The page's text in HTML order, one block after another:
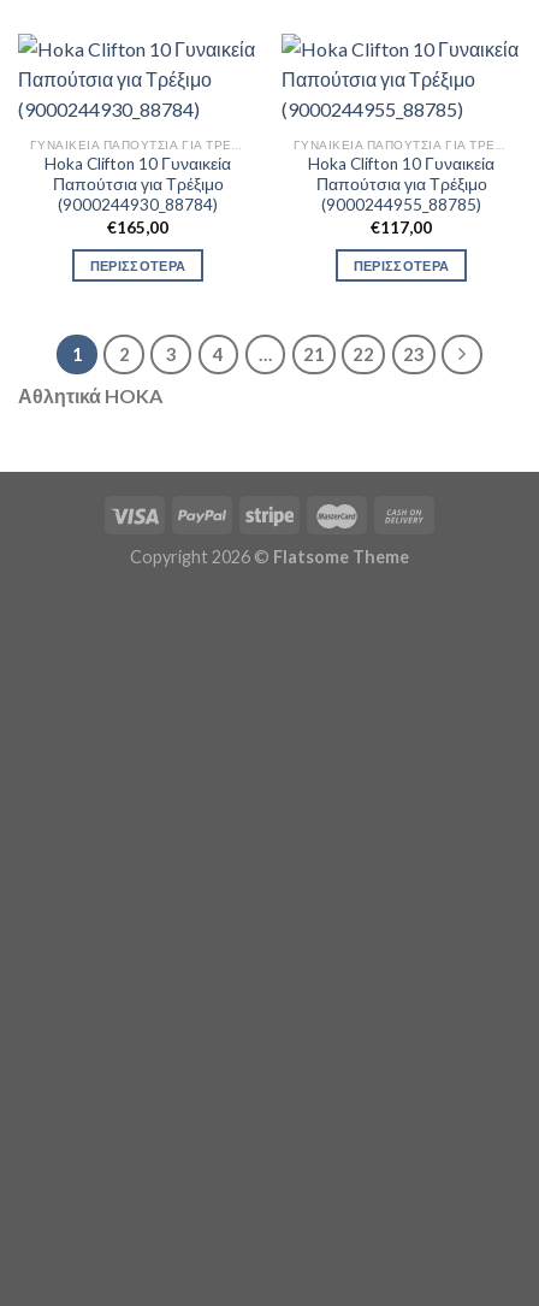
Hoka Clifton 10 Γυναικεία
Παπούτσια για Τρέξιμο
(9000244930_88784)
€165,00
ΠΕΡΙΣΣΟΤΕΡΑ
Hoka Clifton 10 Γυναικεία
Παπούτσια για Τρέξιμο
(9000244955_88785)
€117,00
ΠΕΡΙΣΣΟΤΕΡΑ
1 2 3 4 21 22 23
Αθλητικά HOKA
Copyright 2026 © Flatsome Theme